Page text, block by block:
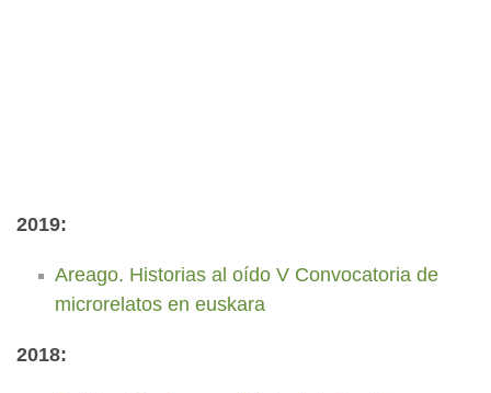
2019:
Areago. Historias al oído V Convocatoria de
microrelatos en euskara
2018: